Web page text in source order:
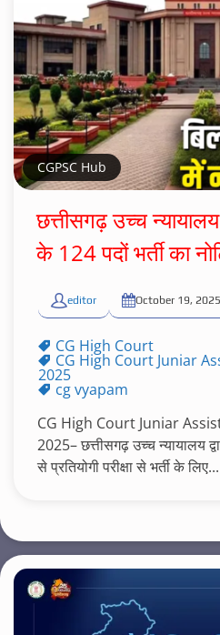
CGPSC Hub
छत्तीसगढ़ उच्च
के 124 पदों भर्ती का
editor October 19, 2025
CG High Court
CG High Court Juniar
2025
cg vyapam
CG High Court Juniar
2025– छत्तीसगढ़ उच्च न्यायालय
से प्रतियोगी परीक्षा से भर्ती के लिए...